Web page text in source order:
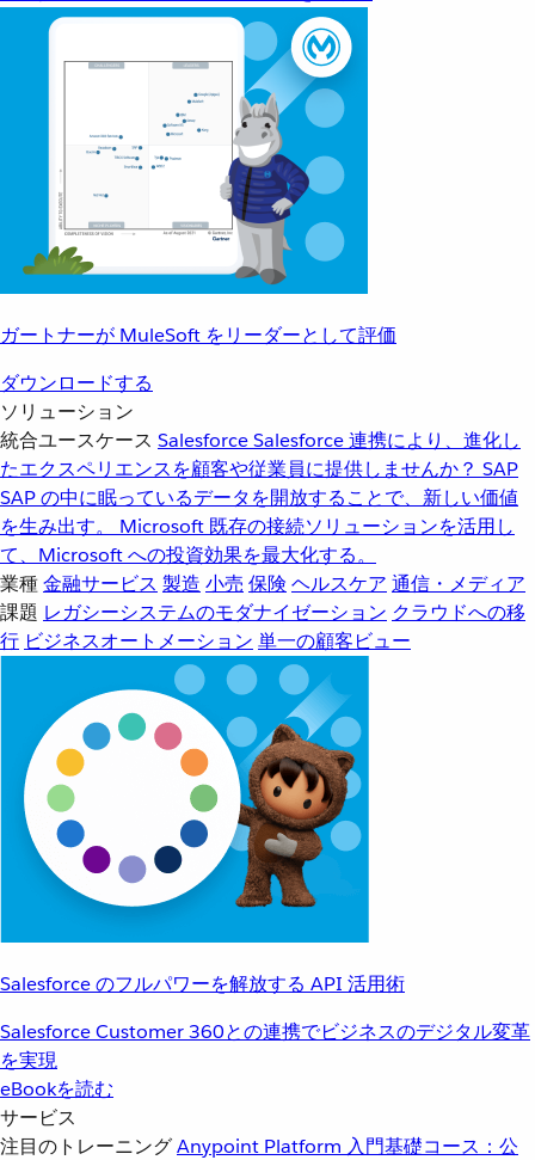
ガートナーが MuleSoft をリーダーとして評価
ダウンロードする
ソリューション
統合ユースケース SalesforceSalesforce 連携により、進化し
たエクスペリエンスを顧客や従業員に提供しませんか？ SAP
SAP の中に眠っているデータを開放することで、新しい価値
を生み出す。
Microsoft 既存の接続ソリューションを活用し
て、Microsoft への投資効果を最大化する。
業種金融サービス 製造 小売 保険 ヘルスケア 通信・メディア
課題 レガシーシステムのモダナイゼーション クラウドへの移
行 ビジネスオートメーション 単一の顧客ビュー
Salesforce のフルパワーを解放する API 活用術
Salesforce Customer 360との連携でビジネスのデジタル変革
を実現
eBookを読む
サービス
注目のトレーニングAnypoint Platform 入門基礎コース：公